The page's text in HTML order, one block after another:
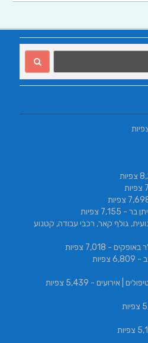
בר - 7,155 צפיות
גולף קאר, רכבי עבודה, קטנוע
באופקים - 7,018 צפיות
- 6,809 צפיות
| אירועים - 5,439 צפיות